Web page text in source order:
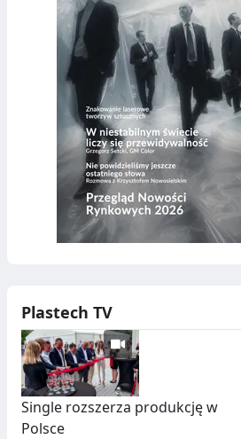
Plastech TV
Single rozszerza produkcję w
Polsce